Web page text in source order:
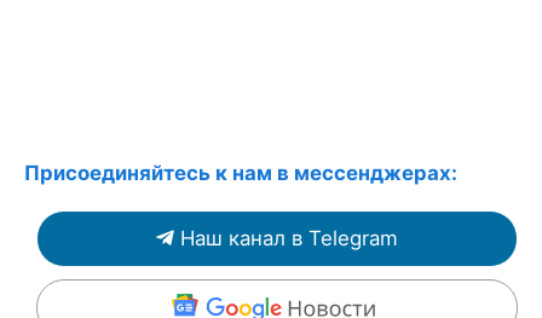
Присоединяйтесь к нам в мессенджерах:
Наш канал в Telegram